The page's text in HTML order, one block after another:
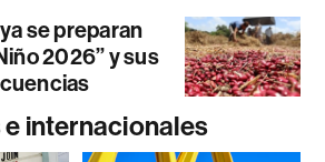
se preparan
2026” y sus
internacionales